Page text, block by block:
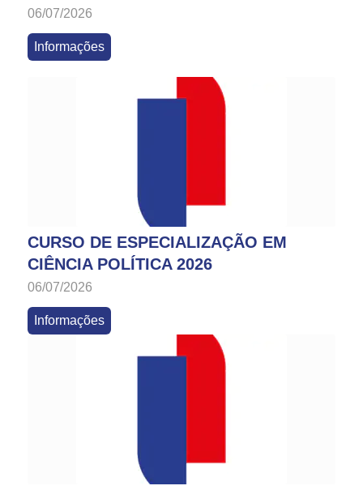
06/07/2026
Informações
CURSO DE ESPECIALIZAÇÃO EM
CIÊNCIA POLÍTICA 2026
06/07/2026
Informações